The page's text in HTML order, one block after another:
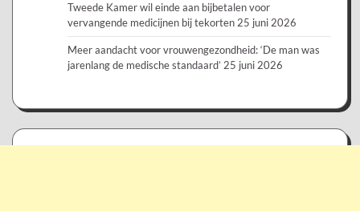
Tweede Kamer wil einde aan bijbetalen voor
vervangende medicijnen bij tekorten25 juni 2026
Meer aandacht voor vrouwengezondheid: ‘De man was
jarenlang de medische standaard’ 25 juni 2026